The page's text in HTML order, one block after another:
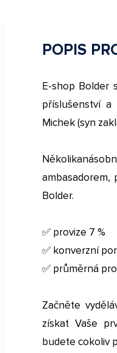
POPIS
E-shop Bolder
příslušenství a
Michek (syn
ambasadorem,
Bolder.
✅ provize 7 %
✅ konverzní
✅ průměrná
Začněte
získat Vaše
budete cokoliv